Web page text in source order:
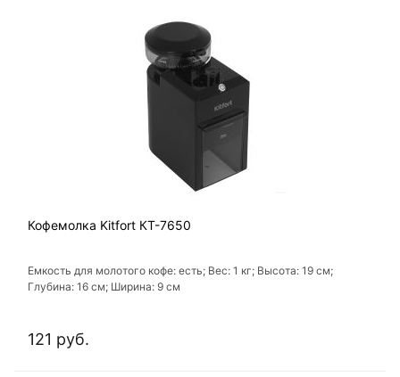
Кофемолка Kitfort КТ-7650
Емкость для молотого кофе: есть; Вес: 1 кг; Высота: 19 см;
Глубина: 16 см; Ширина: 9 см
121 руб.